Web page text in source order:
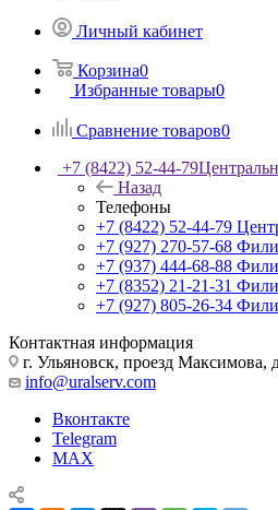
Личный кабинет
Корзина0
Избранные товары0
Сравнение товаров0
+7 (8422) 52-44-79
Назад
Телефоны
+7 (8422) 52-44-79
+7 (927) 270-57-68
+7 (937) 444-68-88
+7 (8352) 21-21-31
+7 (927) 805-26-34
Контактная информация
г. Ульяновск, проезд Максимова,
info@uralserv.com
Вконтакте
Telegram
MAX